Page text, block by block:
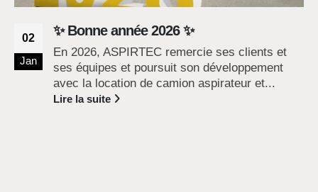
02
Jan
✨ Bonne année 2026 ✨
En 2026, ASPIRTEC remercie ses clients et
ses équipes et poursuit son développement
avec la location de camion aspirateur et...
Lire la suite